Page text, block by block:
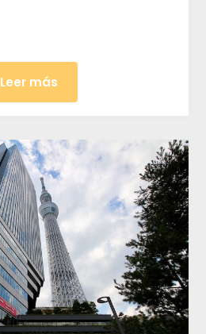
Leer más